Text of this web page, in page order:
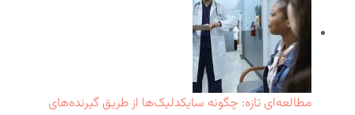
مطالعه‌ای تازه: چگونه سایکدلیک‌ها از طریق گیرنده‌های